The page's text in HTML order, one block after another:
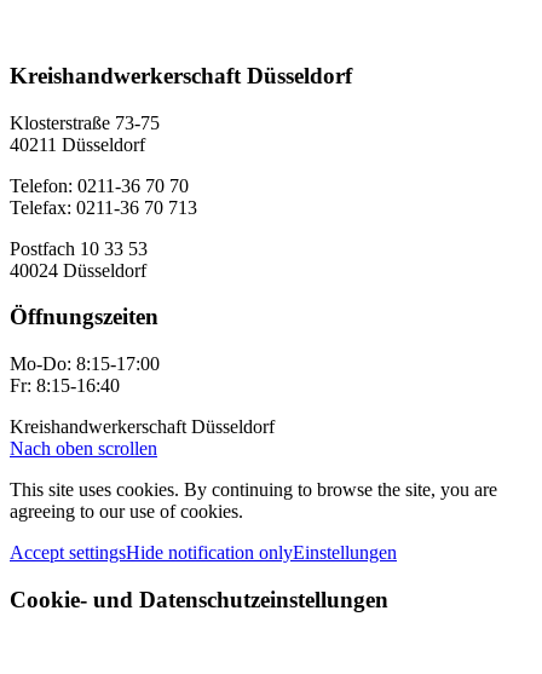
Kreishandwerkerschaft Düsseldorf
Klosterstraße 73-75
40211 Düsseldorf
Telefon: 0211-36 70 70
Telefax: 0211-36 70 713
Postfach 10 33 53
40024 Düsseldorf
Öffnungszeiten
Mo-Do: 8:15-17:00
Fr: 8:15-16:40
Kreishandwerkerschaft Düsseldorf
Nach oben scrollen
This site uses cookies. By continuing to browse the site, you are
agreeing to our use of cookies.
Accept settingsHide notification onlyEinstellungen
Cookie- und Datenschutzeinstellungen